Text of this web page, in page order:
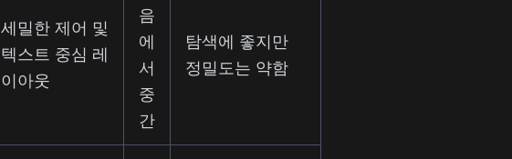
세밀한 제어 및
텍스트 중심 레
이아웃
음
에
서
중
간
탐색에 좋지만
정밀도는 약함